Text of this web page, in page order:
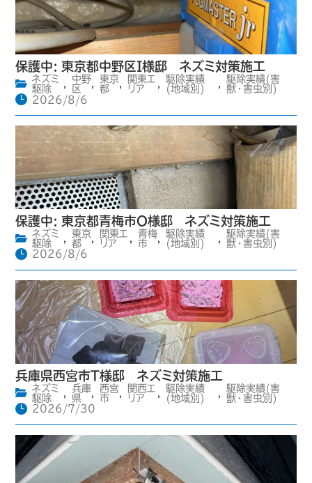
保護中: 東京都中野区I様邸 ネズミ対策施工
ネズミ
駆除
,
中野
区
,
東京
都
,
関東エ
リア
,
駆除実績
(地域別)
,
駆除実績(害
獣・害虫別)
2026/8/6
保護中: 東京都青梅市O様邸 ネズミ対策施工
ネズミ
駆除
,
東京
都
,
関東エ
リア
,
青梅
市
,
駆除実績
(地域別)
,
駆除実績(害
獣・害虫別)
2026/8/6
兵庫県西宮市T様邸 ネズミ対策施工
ネズミ
駆除
兵庫
県
,
西宮
市
関西エ
リア
駆除実績
(地域別)
駆除実績(害
獣・害虫別)
2026/7/30